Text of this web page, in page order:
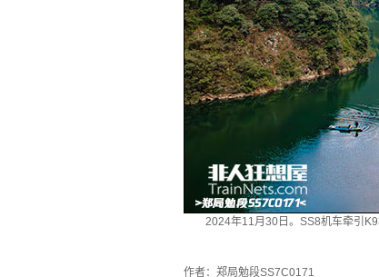
2024年11月30日。SS8机车牵引
作者：郑局勉段SS7C0171